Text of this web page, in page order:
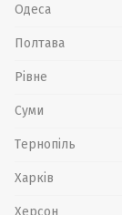
Одеса
Полтава
Рівне
Суми
Тернопіль
Харків
Херсон